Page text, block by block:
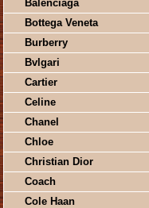
Balenciaga
Bottega Veneta
Burberry
Bvlgari
Cartier
Celine
Chanel
Chloe
Christian Dior
Coach
Cole Haan